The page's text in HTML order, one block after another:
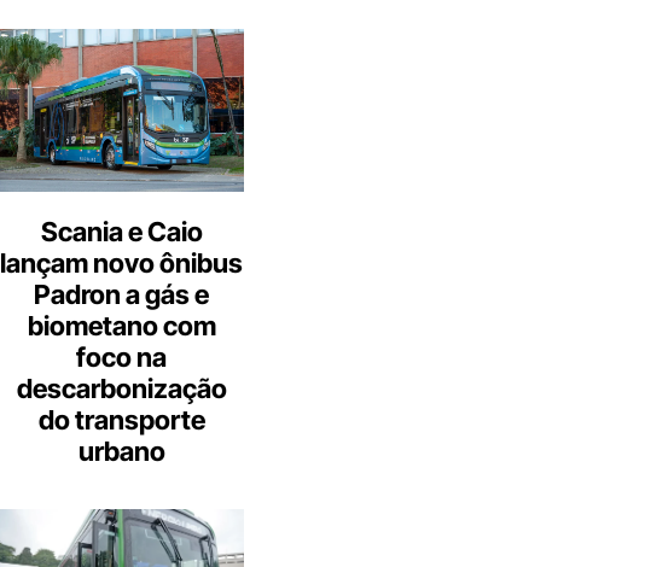
Scania e Caio
lançam novo ônibus
Padron a gás e
biometano com
foco na
descarbonização
do transporte
urbano